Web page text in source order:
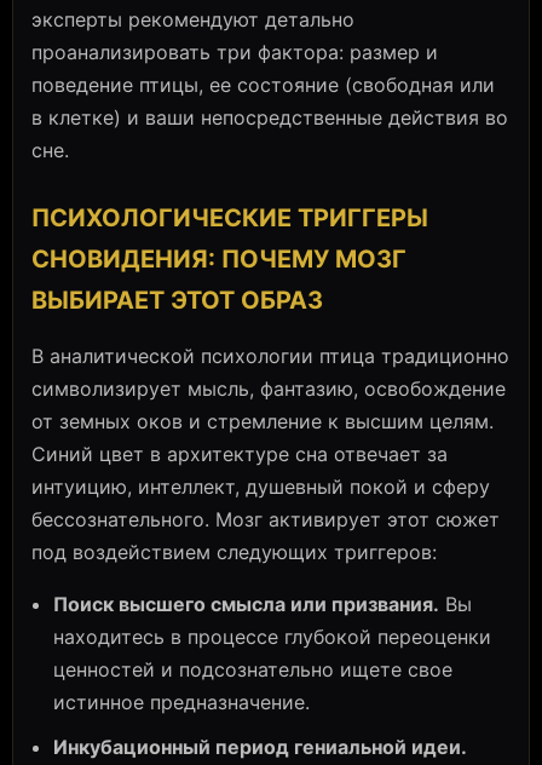
эксперты рекомендуют детально
проанализировать три фактора: размер и
поведение птицы, ее состояние (свободная или
в клетке) и ваши непосредственные действия во
сне.
ПСИХОЛОГИЧЕСКИЕ ТРИГГЕРЫ
СНОВИДЕНИЯ: ПОЧЕМУ МОЗГ
ВЫБИРАЕТ ЭТОТ ОБРАЗ
В аналитической психологии птица традиционно
символизирует мысль, фантазию, освобождение
от земных оков и стремление к высшим целям.
Синий цвет в архитектуре сна отвечает за
интуицию, интеллект, душевный покой и сферу
бессознательного. Мозг активирует этот сюжет
под воздействием следующих триггеров:
Поиск высшего смысла или призвания. Вы
находитесь в процессе глубокой переоценки
ценностей и подсознательно ищете свое
истинное предназначение.
Инкубационный период гениальной идеи.